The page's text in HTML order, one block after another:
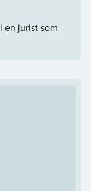
en jurist som